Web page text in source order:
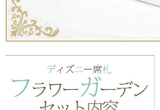
季節イベント特集
よくあるご質問
ドメイン指定受信について